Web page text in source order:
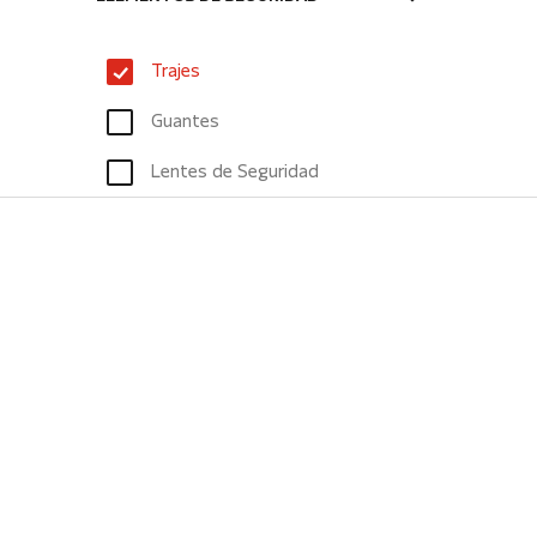
Trajes
Guantes
Lentes de Seguridad